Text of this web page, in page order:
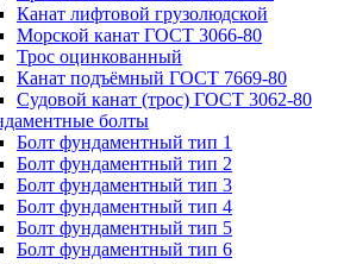
Канат лифтовой грузолюдской
Морской канат ГОСТ 3066-80
Трос оцинкованный
Канат подъёмный ГОСТ 7669-80
Судовой канат (трос) ГОСТ 3062-80
болты
Болт фундаментный тип 1
Болт фундаментный тип 2
Болт фундаментный тип 3
Болт фундаментный тип 4
Болт фундаментный тип 5
Болт фундаментный тип 6